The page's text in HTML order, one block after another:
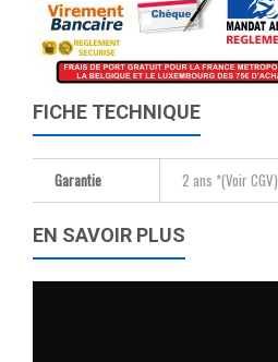
FICHE TECHNIQUE
Garantie 2 ans *(Voir CGV)
EN SAVOIR PLUS